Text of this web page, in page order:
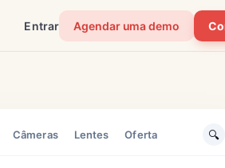
Entrar Agendar uma demo
Câmeras Lentes Oferta 🔍